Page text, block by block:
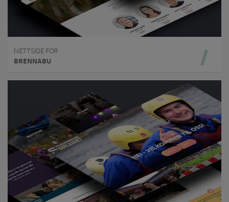
NETTSIDE FOR
BRENNABU